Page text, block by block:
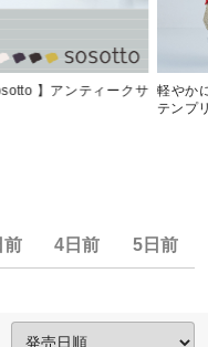
】アンティークサ 軽やか
テンプ
前 4日前 5日前